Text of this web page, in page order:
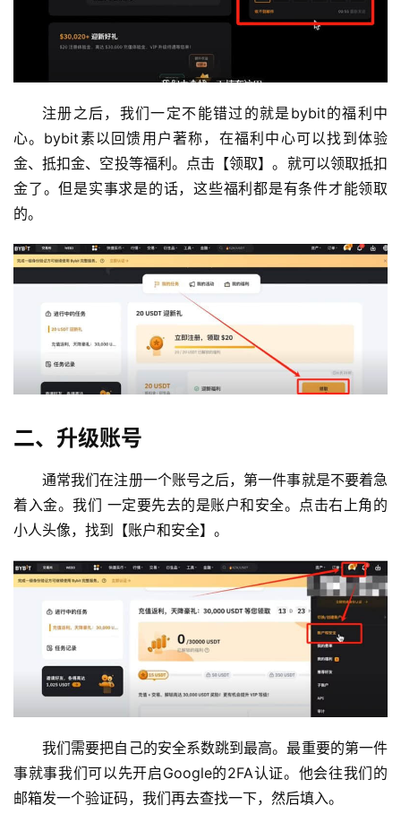
闻
行
情
注册之后，我们一定不能错过的就是bybit的福利中
心。bybit素以回馈用户著称，在福利中心可以找到体验
金、抵扣金、空投等福利。点击【领取】。就可以领取抵扣
金了。但是实事求是的话，这些福利都是有条件才能领取
的。
二、升级账号
通常我们在注册一个账号之后，第一件事就是不要着急
着入金。我们 一定要先去的是账户和安全。点击右上角的
小人头像，找到【账户和安全】。
我们需要把自己的安全系数跳到最高。最重要的第一件
事就事我们可以先开启Google的2FA认证。他会往我们的
邮箱发一个验证码，我们再去查找一下，然后填入。